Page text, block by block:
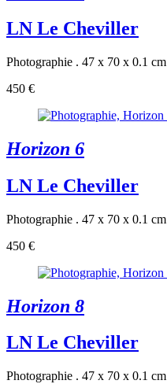
LN Le Cheviller
Photographie . 47 x 70 x 0.1 cm
450 €
Horizon 6
LN Le Cheviller
Photographie . 47 x 70 x 0.1 cm
450 €
Horizon 8
LN Le Cheviller
Photographie . 47 x 70 x 0.1 cm